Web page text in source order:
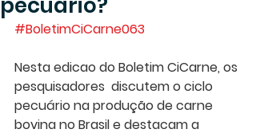
#BoletimCiCarne063
Nesta edicao do Boletim CiCarne, os
pesquisadores  discutem o ciclo
pecuário na produção de carne
bovina no Brasil e destacam a